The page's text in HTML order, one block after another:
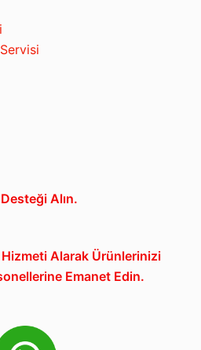
Alın.
Alarak Ürünlerinizi
Emanet Edin.